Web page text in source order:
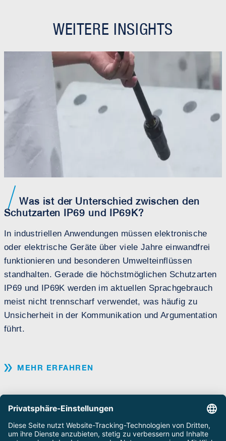
WEITERE INSIGHTS
Was ist der Unterschied zwischen den
Schutzarten IP69 und IP69K?
In industriellen Anwendungen müssen elektronische
oder elektrische Geräte über viele Jahre einwandfrei
funktionieren und besonderen Umwelteinflüssen
standhalten. Gerade die höchstmöglichen Schutzarten
IP69 und IP69K werden im aktuellen Sprachgebrauch
meist nicht trennscharf verwendet, was häufig zu
Unsicherheit in der Kommunikation und Argumentation
führt.
MEHR ERFAHREN